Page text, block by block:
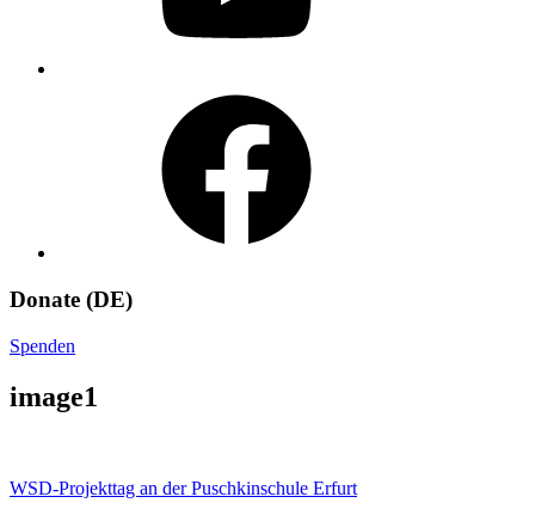
Donate (DE)
Spenden
image1
Beitragsnavigation
WSD-Projekttag an der Puschkinschule Erfurt